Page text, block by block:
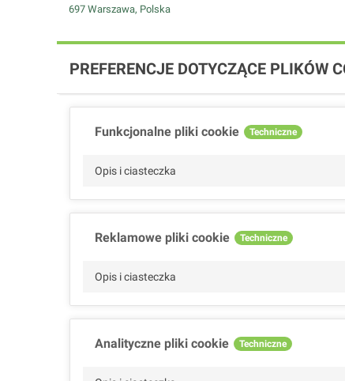
697 Warszawa, Polska
PREFERENCJE DOTYCZĄCE PLIKÓW
Funkcjonalne pliki cookie Techniczne
Opis i ciasteczka
Reklamowe pliki cookie Techniczne
Opis i ciasteczka
Analityczne pliki cookie Techniczne